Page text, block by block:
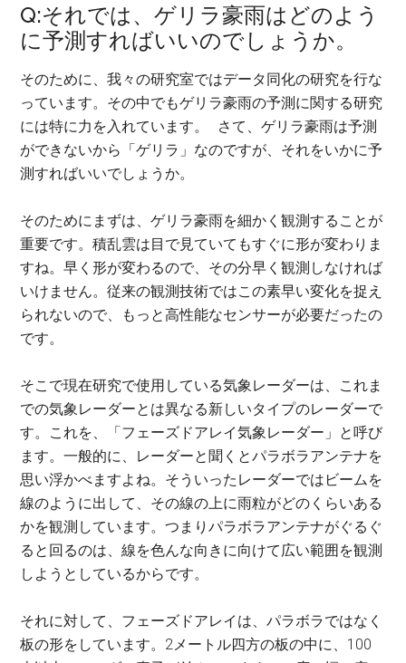
Q:それでは、ゲリラ豪雨はどのよう
に予測すればいいのでしょうか。
そのために、我々の研究室ではデータ同化の研究を行な
っています。その中でもゲリラ豪雨の予測に関する研究
には特に力を入れています。 さて、ゲリラ豪雨は予測
ができないから「ゲリラ」なのですが、それをいかに予
測すればいいでしょうか。
そのためにまずは、ゲリラ豪雨を細かく観測することが
重要です。積乱雲は目で見ていてもすぐに形が変わりま
すね。早く形が変わるので、その分早く観測しなければ
いけません。従来の観測技術ではこの素早い変化を捉え
られないので、もっと高性能なセンサーが必要だったの
です。
そこで現在研究で使用している気象レーダーは、これま
での気象レーダーとは異なる新しいタイプのレーダーで
す。これを、「フェーズドアレイ気象レーダー」と呼び
ます。一般的に、レーダーと聞くとパラボラアンテナを
思い浮かべますよね。そういったレーダーではビームを
線のように出して、その線の上に雨粒がどのくらいある
かを観測しています。つまりパラボラアンテナがぐるぐ
ると回るのは、線を色んな向きに向けて広い範囲を観測
しようとしているからです。
それに対して、フェーズドアレイは、パラボラではなく
板の形をしています。2メートル四方の板の中に、100